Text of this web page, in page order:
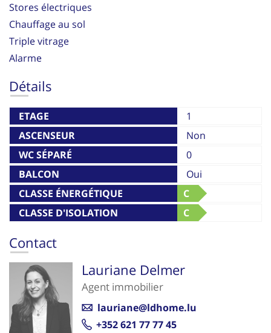
Stores électriques
Chauffage au sol
Triple vitrage
Alarme
Détails
ETAGE
1
ASCENSEUR
Non
WC SÉPARÉ
0
BALCON
Oui
CLASSE ÉNERGÉTIQUE
C
CLASSE D'ISOLATION
C
Contact
Lauriane Delmer
Agent immobilier
lauriane@ldhome.lu
+352 621 77 77 45